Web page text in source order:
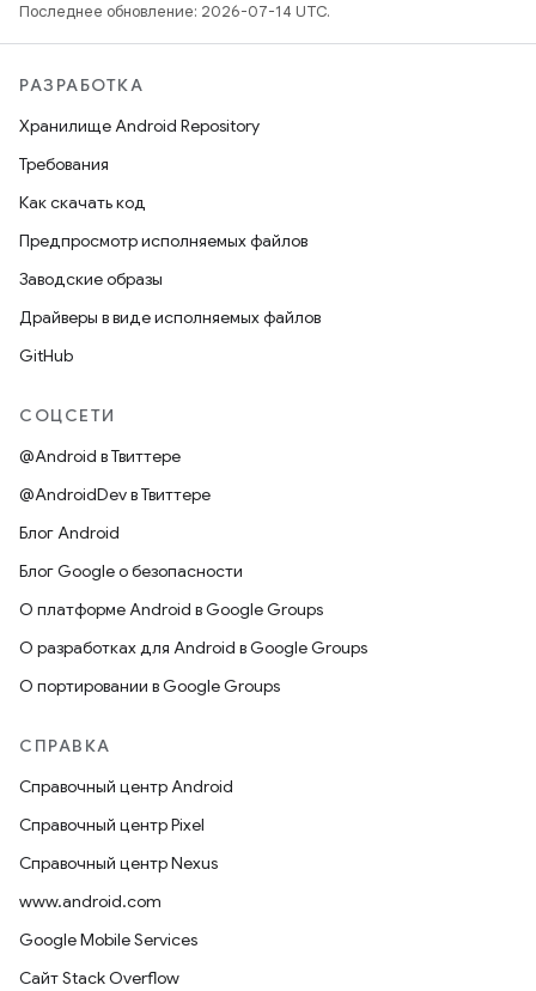
Последнее обновление: 2026-07-14 UTC.
РАЗРАБОТКА
Хранилище Android Repository
Требования
Как скачать код
Предпросмотр исполняемых файлов
Заводские образы
Драйверы в виде исполняемых файлов
GitHub
СОЦСЕТИ
@Android в Твиттере
@AndroidDev в Твиттере
Блог Android
Блог Google о безопасности
О платформе Android в Google Groups
О разработках для Android в Google Groups
О портировании в Google Groups
СПРАВКА
Справочный центр Android
Справочный центр Pixel
Справочный центр Nexus
www.android.com
Google Mobile Services
Сайт Stack Overflow